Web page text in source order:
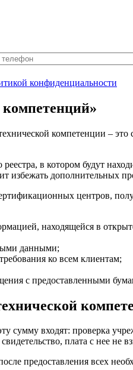
конфиденциальности
компетенции – это
в котором будут
избежать
центров,
находящейся в
данными;
ко всем клиентам;
с предоставленными
сумму входят: проверка
плата с нее не
предоставления всех